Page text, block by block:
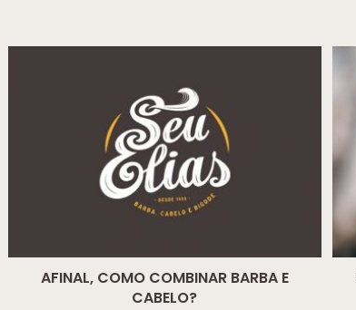
AFINAL, COMO COMBINAR BARBA E
CABELO?